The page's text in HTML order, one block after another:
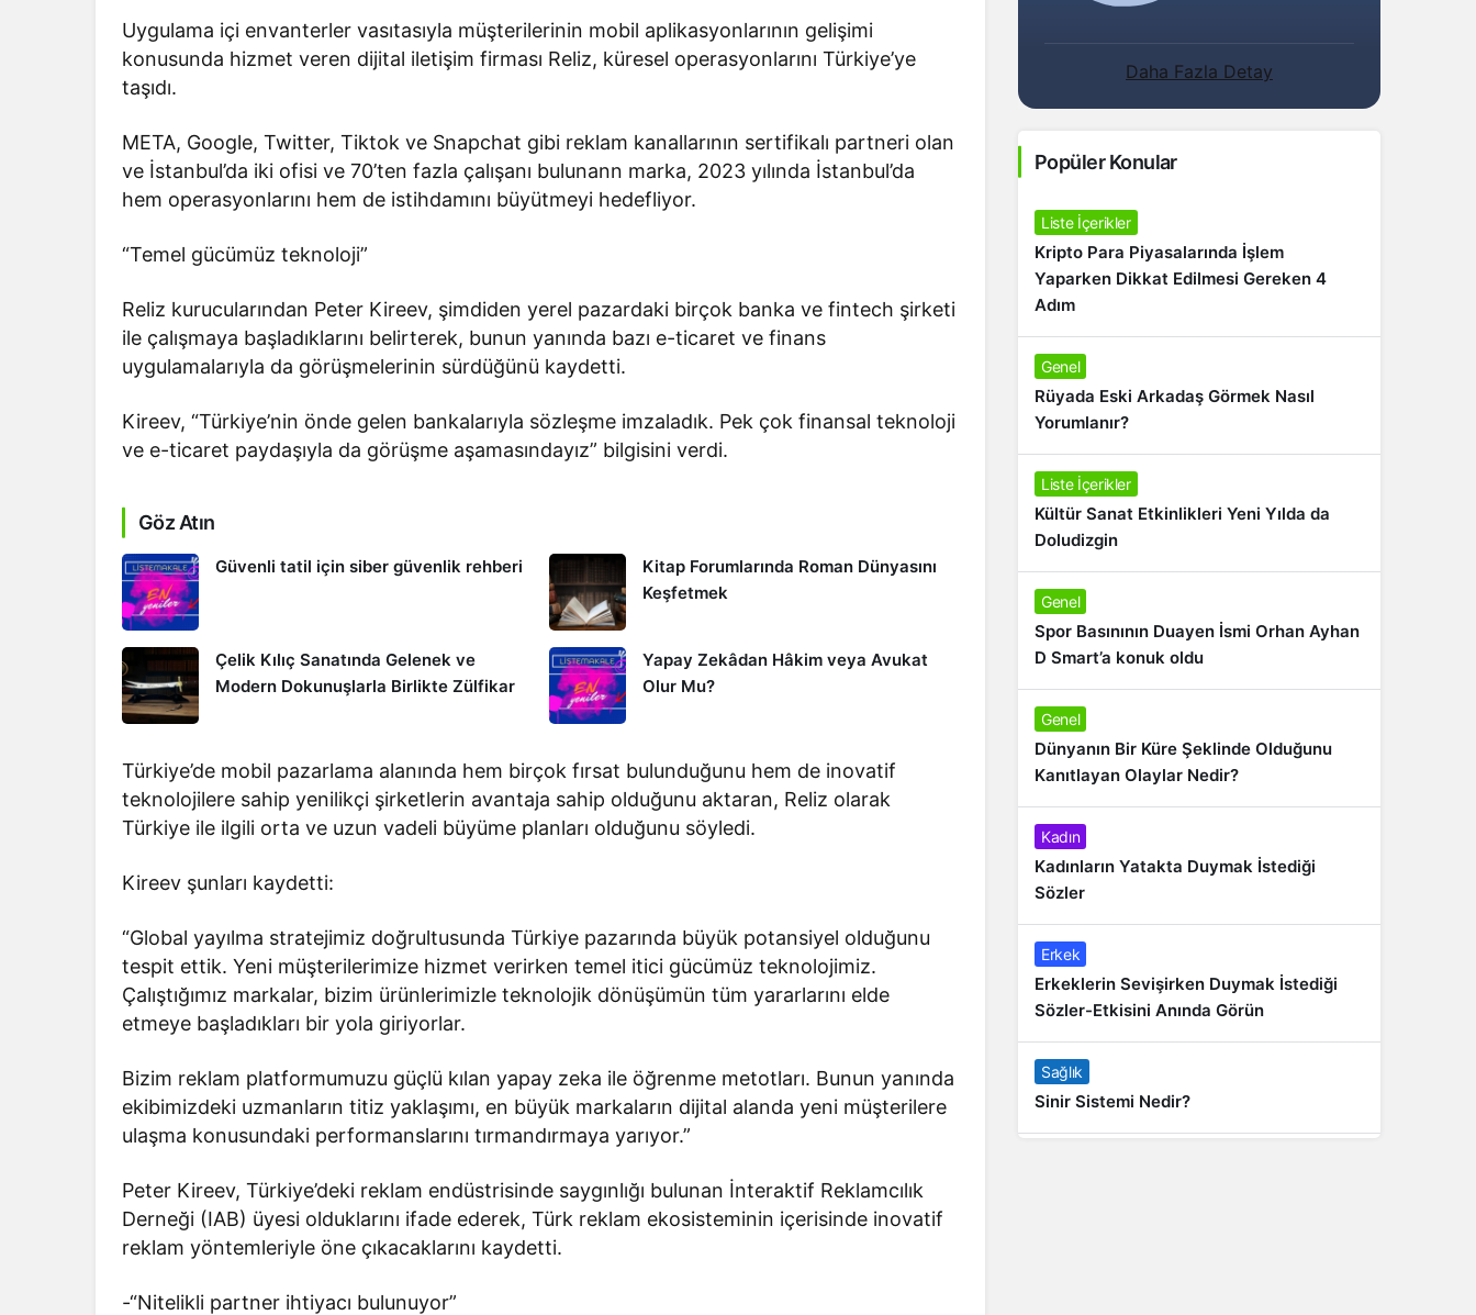
Uygulama içi envanterler vasıtasıyla müşterilerinin mobil aplikasyonlarının gelişimi
konusunda hizmet veren dijital iletişim firması Reliz, küresel operasyonlarını Türkiye’ye
taşıdı.
META, Google, Twitter, Tiktok ve Snapchat gibi reklam kanallarının sertifikalı partneri olan
ve İstanbul’da iki ofisi ve 70’ten fazla çalışanı bulunann marka, 2023 yılında İstanbul’da
hem operasyonlarını hem de istihdamını büyütmeyi hedefliyor.
“Temel gücümüz teknoloji”
Reliz kurucularından Peter Kireev, şimdiden yerel pazardaki birçok banka ve fintech şirketi
ile çalışmaya başladıklarını belirterek, bunun yanında bazı e-ticaret ve finans
uygulamalarıyla da görüşmelerinin sürdüğünü kaydetti.
Kireev, “Türkiye’nin önde gelen bankalarıyla sözleşme imzaladık. Pek çok finansal teknoloji
ve e-ticaret paydaşıyla da görüşme aşamasındayız” bilgisini verdi.
Göz Atın
Güvenli tatil için siber güvenlik rehberi
Kitap Forumlarında Roman Dünyasını
Keşfetmek
Çelik Kılıç Sanatında Gelenek ve
Modern Dokunuşlarla Birlikte Zülfikar
Yapay Zekâdan Hâkim veya Avukat
Olur Mu?
Türkiye’de mobil pazarlama alanında hem birçok fırsat bulunduğunu hem de inovatif
teknolojilere sahip yenilikçi şirketlerin avantaja sahip olduğunu aktaran, Reliz olarak
Türkiye ile ilgili orta ve uzun vadeli büyüme planları olduğunu söyledi.
Kireev şunları kaydetti:
“Global yayılma stratejimiz doğrultusunda Türkiye pazarında büyük potansiyel olduğunu
tespit ettik. Yeni müşterilerimize hizmet verirken temel itici gücümüz teknolojimiz.
Çalıştığımız markalar, bizim ürünlerimizle teknolojik dönüşümün tüm yararlarını elde
etmeye başladıkları bir yola giriyorlar.
Bizim reklam platformumuzu güçlü kılan yapay zeka ile öğrenme metotları. Bunun yanında
ekibimizdeki uzmanların titiz yaklaşımı, en büyük markaların dijital alanda yeni müşterilere
ulaşma konusundaki performanslarını tırmandırmaya yarıyor.”
Peter Kireev, Türkiye’deki reklam endüstrisinde saygınlığı bulunan İnteraktif Reklamcılık
Derneği (IAB) üyesi olduklarını ifade ederek, Türk reklam ekosisteminin içerisinde inovatif
reklam yöntemleriyle öne çıkacaklarını kaydetti.
-“Nitelikli partner ihtiyacı bulunuyor”
Daha Fazla Detay
Popüler Konular
Liste İçerikler
Kripto Para Piyasalarında İşlem
Yaparken Dikkat Edilmesi Gereken 4
Adım
Genel
Rüyada Eski Arkadaş Görmek Nasıl
Yorumlanır?
Liste İçerikler
Kültür Sanat Etkinlikleri Yeni Yılda da
Doludizgin
Genel
Spor Basınının Duayen İsmi Orhan Ayhan
D Smart’a konuk oldu
Genel
Dünyanın Bir Küre Şeklinde Olduğunu
Kanıtlayan Olaylar Nedir?
Kadın
Kadınların Yatakta Duymak İstediği
Sözler
Erkek
Erkeklerin Sevişirken Duymak İstediği
Sözler-Etkisini Anında Görün
Sağlık
Sinir Sistemi Nedir?